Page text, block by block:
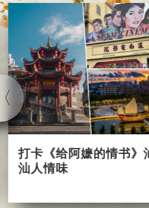
打卡《给阿嬷的情书》
汕人情味